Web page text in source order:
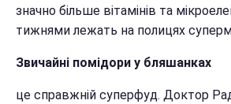
значно більше вітамінів та
тижнями лежать на полицях
Звичайні помідори у бляшанках
це справжній суперфуд. Доктор